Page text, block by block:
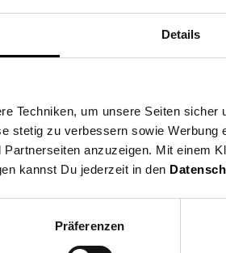
Details
Techniken, um unsere Seiten
stetig zu verbessern sowie Werbung
anzuzeigen. Mit einem
kannst Du jederzeit in den
Präferenzen
Germany
Steplock Schloss mit Kinnpolster